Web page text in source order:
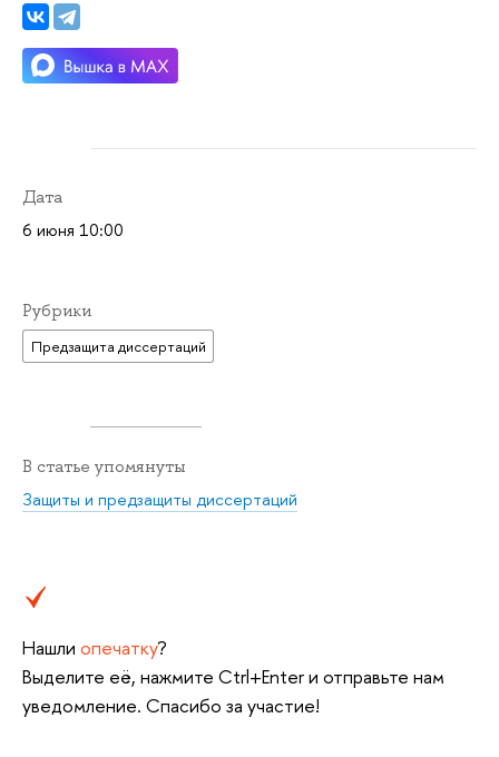
Дата
6 июня 10:00
Рубрики
Предзащита диссертаций
В статье упомянуты
Защиты и предзащиты диссертаций
Нашли опечатку?
Выделите её, нажмите Ctrl+Enter и отправьте нам
уведомление. Спасибо за участие!